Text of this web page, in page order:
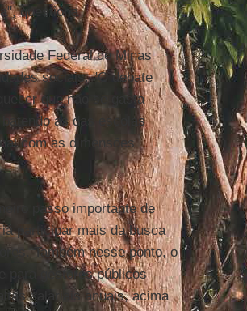
questiona
Federal de Minas
sociais. "O debate
que não se gasta
as das escolas
com as dimensões
passo importante de
participar mais da busca
Também nesse ponto, o
para gestores públicos
salariais anuais, acima